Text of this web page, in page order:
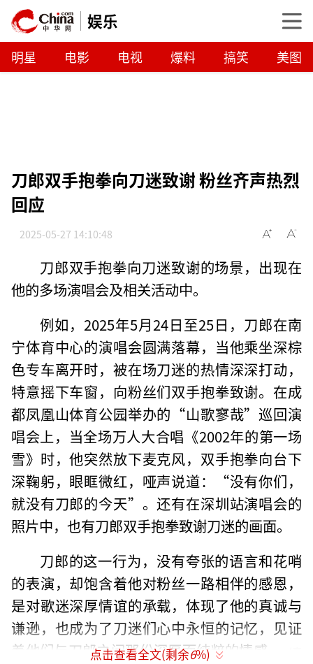
娱乐
明星 电影 电视 爆料 搞笑 美图
刀郎双手抱拳向刀迷致谢 粉丝齐声热烈
回应
2025-05-27 14:10:48
刀郎双手抱拳向刀迷致谢的场景，出现在
他的多场演唱会及相关活动中。
例如，2025年5月24日至25日，刀郎在南
宁体育中心的演唱会圆满落幕，当他乘坐深棕
色专车离开时，被在场刀迷的热情深深打动，
特意摇下车窗，向粉丝们双手抱拳致谢。在成
都凤凰山体育公园举办的“山歌寥哉”巡回演
唱会上，当全场万人大合唱《2002年的第一场
雪》时，他突然放下麦克风，双手抱拳向台下
深鞠躬，眼眶微红，哑声说道：“没有你们，
就没有刀郎的今天”。还有在深圳站演唱会的
照片中，也有刀郎双手抱拳致谢刀迷的画面。
刀郎的这一行为，没有夸张的语言和花哨
的表演，却饱含着他对粉丝一路相伴的感恩，
是对歌迷深厚情谊的承载，体现了他的真诚与
谦逊，也成为了刀迷们心中永恒的记忆，见证
着他们与刀郎之间那份深厚而纯粹的情感。
点击查看全文(剩余6%)